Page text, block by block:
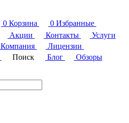
0 Корзина 0 Избранные
Акции Контакты
Услуги
Компания
Лицензии
Поиск Блог
Обзоры